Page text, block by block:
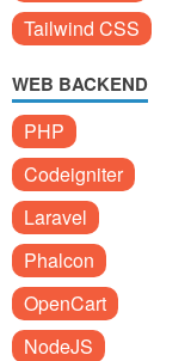
Tailwind CSS
WEB BACKEND
PHP
Codeigniter
Laravel
Phalcon
OpenCart
NodeJS